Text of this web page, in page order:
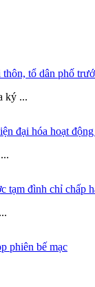
tổ dân phố
ký ...
đại hóa hoạt
đình chỉ chấp
phiên bế mạc